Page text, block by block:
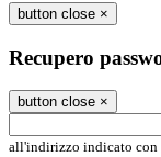
button close ×
Recupero
button close ×
all'indirizzo indicato con